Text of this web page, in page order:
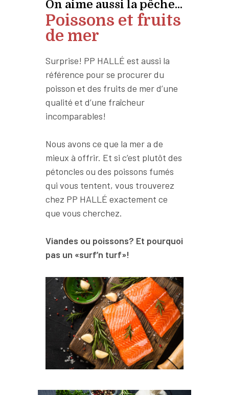
On aime aussi la pêche...
Poissons et fruits
de mer
Surprise! PP HALLÉ est aussi la
référence pour se procurer du
poisson et des fruits de mer d’une
qualité et d’une fraîcheur
incomparables!
Nous avons ce que la mer a de
mieux à offrir. Et si c’est plutôt des
pétoncles ou des poissons fumés
qui vous tentent, vous trouverez
chez PP HALLÉ exactement ce
que vous cherchez.
Viandes ou poissons? Et pourquoi
pas un «surf’n turf»!